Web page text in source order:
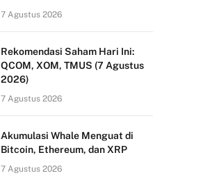
7 Agustus 2026
Rekomendasi Saham Hari Ini:
QCOM, XOM, TMUS (7 Agustus
2026)
7 Agustus 2026
Akumulasi Whale Menguat di
Bitcoin, Ethereum, dan XRP
7 Agustus 2026